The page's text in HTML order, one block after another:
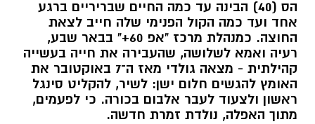
הס (40) הבינה עד כמה החיים שבריריים ברגע
אחד ועד כמה הקול הפנימי שלה חייב לצאת
החוצה. כמנהלת מרכז "אפ 60+" בבאר שבע,
רעיה ואמא לשלושה, שהעבירה את חייה בעשייה
קהילתית - מצאה גולדי מאז ה־7 באוקטובר את
האומץ להגשים חלום ישן: לשיר, להקליט סינגל
ראשון ולצעוד לעבר אלבום בכורה. כי לפעמים,
מתוך האפלה, נולדת זמרת חדשה.